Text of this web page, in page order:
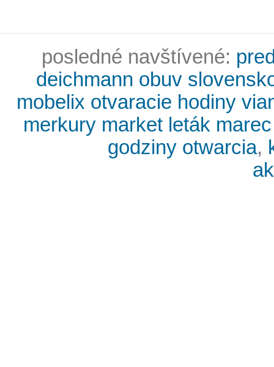
posledné navštívené:
deichmann obuv
mobelix otvaracie hodiny
merkury market leták
godziny otwarcia,